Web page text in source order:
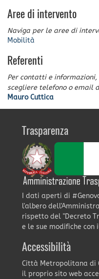
Aree di intervento
Naviga per le aree di
Mobilità
Referenti
Per contatti e
scegliere telefono o email
Mauro Cuttica
Trasparenza
I dati aperti di
l'albero
rispetto del "Decreto
e le sue modifiche con
Accessibilità
Città Metropolitana di
il proprio sito web